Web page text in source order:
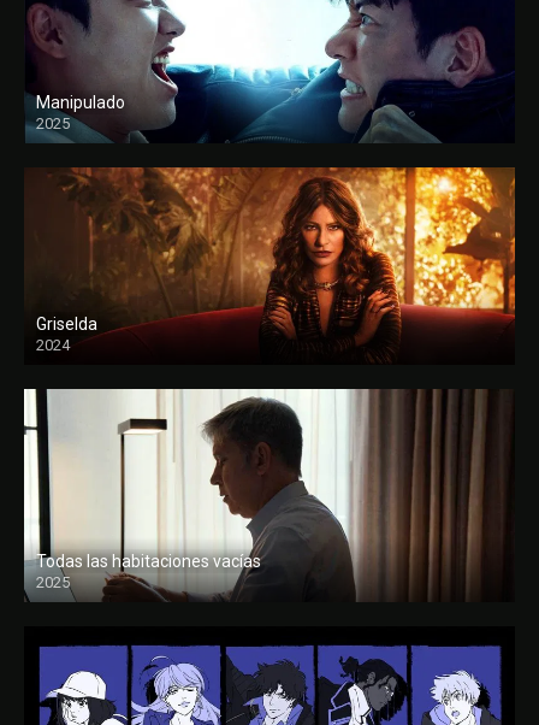
Manipulado
2025
Griselda
2024
Todas las habitaciones vacías
2025
FULL HD